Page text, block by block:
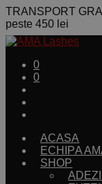
TRANSPORT
peste 450 lei
0
0
ACASA
ECHIPA
SHOP